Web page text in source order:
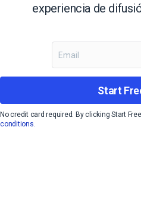
experiencia de
Start
No credit card required. By clicking Start
conditions.